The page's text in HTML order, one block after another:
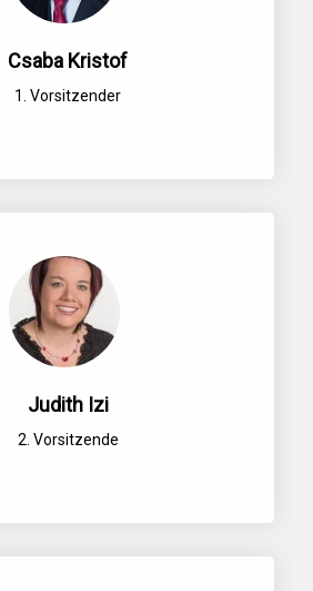
Csaba Kristof
1. Vorsitzender
Judith Izi
2. Vorsitzende